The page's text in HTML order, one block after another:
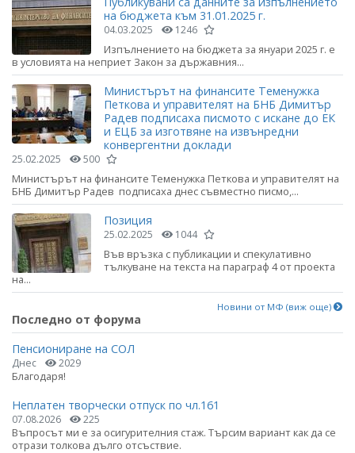
на бюджета към 31.01.2025 г.
04.03.2025 1246
Изпълнението на бюджета за януари 2025 г. е
в условията на неприет Закон за държавния...
Министърът на финансите Теменужка
Петкова и управителят на БНБ Димитър
Радев подписаха писмото с искане до ЕК
и ЕЦБ за изготвяне на извънредни
конвергентни доклади
25.02.2025 500
Министърът на финансите Теменужка Петкова и управителят на
БНБ Димитър Радев подписаха днес съвместно писмо,...
Позиция
25.02.2025 1044
Във връзка с публикации и спекулативно
тълкуване на текста на параграф 4 от проекта
на...
Новини от МФ (виж още)
Последно от форума
Пенсиониране на СОЛ
Днес 2029
Благодаря!
Неплатен творчески отпуск по чл.161
07.08.2026 225
Въпросът ми е за осигурителния стаж. Търсим вариант как да се
отрази толкова дълго отсъствие.